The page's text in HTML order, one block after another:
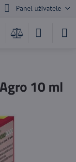
Panel uživatele
10 ml